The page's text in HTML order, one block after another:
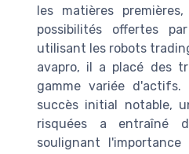
les matières
possibilités offertes
utilisant les robots
avapro, il a placé des
gamme variée
succès initial notable,
risquées a entraîné
soulignant